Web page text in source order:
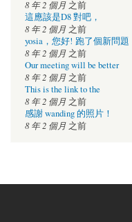
8 年 2 個月 之前
這應該是D8 對吧，
8 年 2 個月 之前
yosia，您好! 跑了個新問題
8 年 2 個月 之前
Our meeting will be better
8 年 2 個月 之前
This is the link to the
8 年 2 個月 之前
感謝 wanding 的照片！
8 年 2 個月 之前